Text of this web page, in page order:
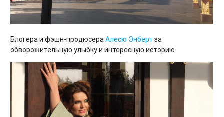
Блогера и фэшн-продюсераАлесю Энберт за
обворожительную улыбку и интересную историю.